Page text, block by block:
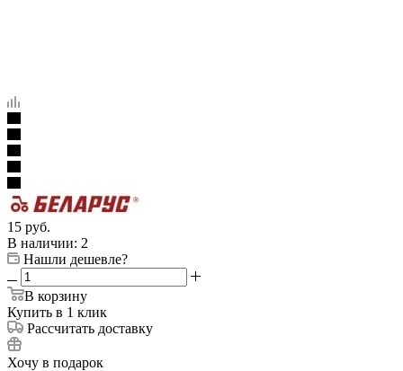
15 руб.
В наличии: 2
Нашли дешевле?
В корзину
Купить в 1 клик
Рассчитать доставку
Хочу в подарок